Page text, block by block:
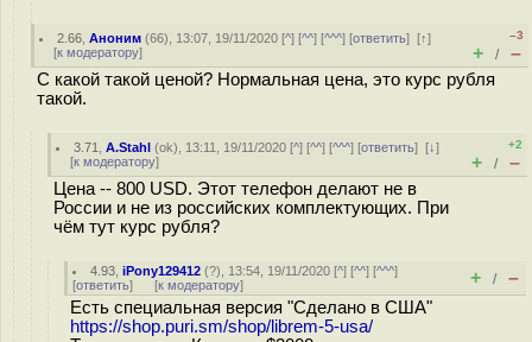
2.66 ,Аноним (66), 13:07, 19/11/2020 [^] [^^] [^^^] [ответить][↑]
[к модератору]
–3
+ / –
С какой такой ценой? Нормальная цена, это курс рубля
такой.
3.71 ,A.Stahl (ok), 13:11, 19/11/2020 [^] [^^] [^^^] [ответить][↓]
[к модератору]
+2
+ / –
Цена -- 800 USD. Этот телефон делают не в
России и не из российских комплектующих. При
чём тут курс рубля?
4.93 ,iPony129412 (?), 13:54, 19/11/2020 [^] [^^] [^^^]
[ответить] [к модератору] + / –
Есть специальная версия "Сделано в США"
https://shop.puri.sm/shop/librem-5-usa/